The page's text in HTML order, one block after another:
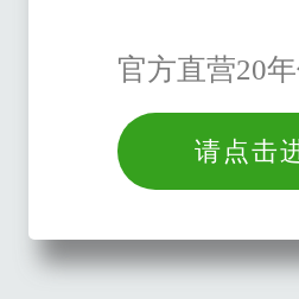
官方直营20
请点击